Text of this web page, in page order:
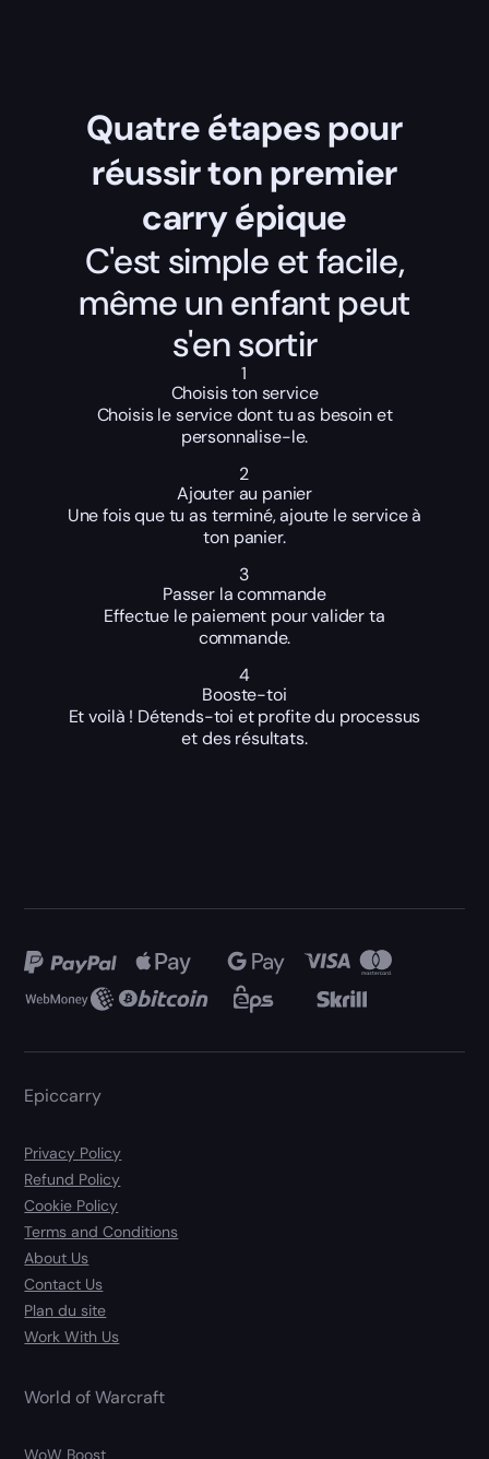
Quatre étapes pour
réussir ton premier
carry épique
C'est simple et facile,
même un enfant peut
s'en sortir
1
Choisis ton service
Choisis le service dont tu as besoin et
personnalise-le.
2
Ajouter au panier
Une fois que tu as terminé, ajoute le service à
ton panier.
3
Passer la commande
Effectue le paiement pour valider ta
commande.
4
Booste-toi
Et voilà ! Détends-toi et profite du processus
et des résultats.
Epiccarry
Privacy Policy
Refund Policy
Cookie Policy
Terms and Conditions
About Us
Contact Us
Plan du site
Work With Us
World of Warcraft
WoW Boost